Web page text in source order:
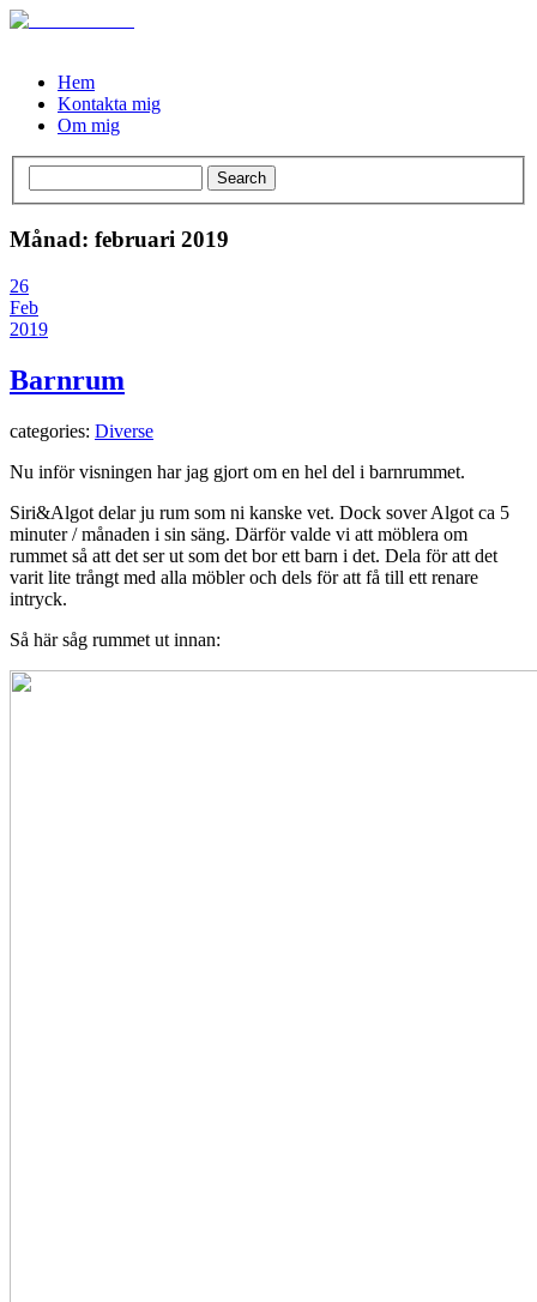
Hem
Kontakta mig
Om mig
Månad: februari 2019
26
Feb
2019
Barnrum
categories: Diverse
Nu inför visningen har jag gjort om en hel del i barnrummet.
Siri&Algot delar ju rum som ni kanske vet. Dock sover Algot ca 5
minuter / månaden i sin säng. Därför valde vi att möblera om
rummet så att det ser ut som det bor ett barn i det. Dela för att det
varit lite trångt med alla möbler och dels för att få till ett renare
intryck.
Så här såg rummet ut innan: